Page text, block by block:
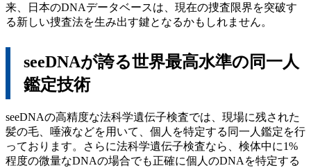
来、日本のDNAデータベースは、現在の捜査限界を突破す
る新しい捜査法を生み出す鍵となるかもしれません。
seeDNAが誇る世界最高水準の同一人
鑑定技術
seeDNAの高精度な法科学遺伝子検査では、現場に残された
髪の毛、唾液などを用いて、個人を特定する同一人鑑定を行
っております。さらに法科学遺伝子検査なら、検体中に1%
程度の微量なDNAの場合でも正確に個人のDNAを特定する